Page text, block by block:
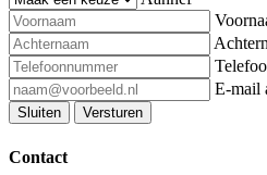
E-mail
Sluiten Versturen
Contact